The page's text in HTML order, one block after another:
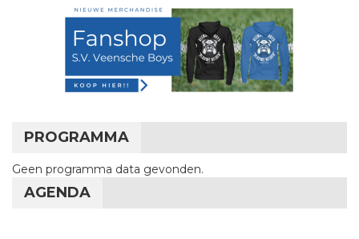
PROGRAMMA
Geen programma data gevonden.
AGENDA